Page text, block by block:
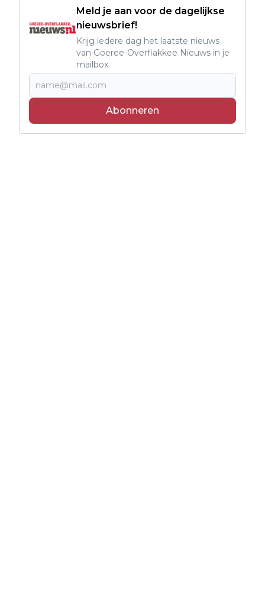
Meld je aan voor de dagelijkse
nieuwsbrief!
Krijg iedere dag het laatste nieuws
van Goeree-Overflakkee Nieuws in je
mailbox
Abonneren